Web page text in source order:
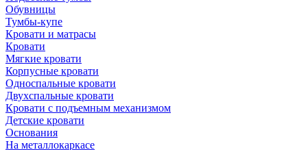
Обувницы
Тумбы-купе
Кровати и матрасы
Кровати
Мягкие кровати
Корпусные кровати
Односпальные кровати
Двухспальные кровати
Кровати с подъемным механизмом
Детские кровати
Основания
На металлокаркасе